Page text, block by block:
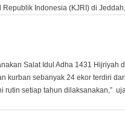
Indonesia (KJRI) di
Salat Idul Adha 1431 Hijriyah
kurban sebanyak 24 ekor terdiri
rutin setiap tahun dilaksanakan,”